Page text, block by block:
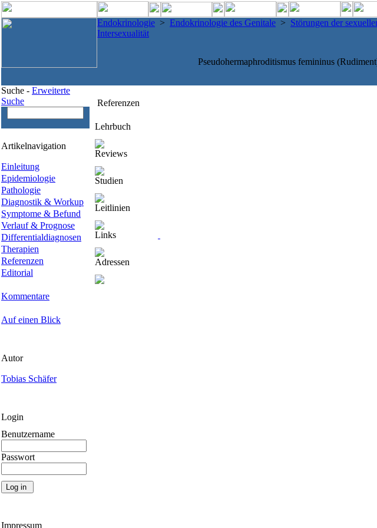
Endokrinologie > Endokrinologie des Genitale > Störungen der
Intersexualität
Pseudohermaphroditismus femininus
Suche - Erweiterte
Suche
Artikelnavigation
Einleitung
Epidemiologie
Pathologie
Diagnostik & Workup
Symptome & Befund
Verlauf & Prognose
Differentialdiagnosen
Therapien
Referenzen
Editorial
Kommentare
Auf einen Blick
Autor
Tobias Schäfer
Login
Benutzername
Passwort
Impressum
Referenzen
Lehrbuch
Reviews
Studien
Leitlinien
Links
Adressen